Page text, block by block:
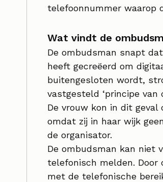
telefoonnummer waarop
Wat vindt de
De ombudsman snapt
heeft gecreëerd om
buitengesloten wordt,
vastgesteld ‘principe van
De vrouw kon in dit
omdat zij in haar wijk
de organisator.
De ombudsman kan niet
telefonisch melden. Door
met de telefonische